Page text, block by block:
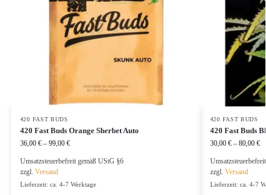
420 FAST BUDS
420 Fast Buds Orange Sherbet Auto
36,00 € – 99,00 €
Umsatzsteuerbefreit gemäß UStG §6
zzgl. Versand
Lieferzeit: ca. 4-7 Werktage
420 FAST BUDS
420 Fast Buds
30,00 € – 80,00 €
zzgl. Versand
Lieferzeit: ca. 4-7